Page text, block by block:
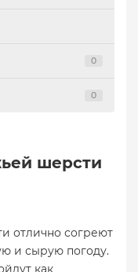
0
0
шерсти
отлично согреют
и сырую погоду.
как